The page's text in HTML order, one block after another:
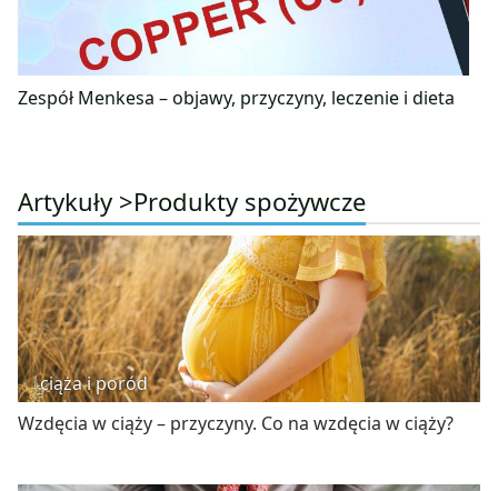
Zespół Menkesa – objawy, przyczyny, leczenie i dieta
Artykuły >Produkty spożywcze
ciąża i poród
Wzdęcia w ciąży – przyczyny. Co na wzdęcia w ciąży?